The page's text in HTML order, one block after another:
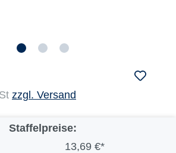
zzgl. Versand
Staffelpreise:
13,69 €*